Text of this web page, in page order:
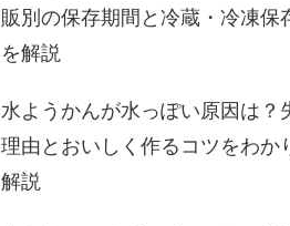
販別の保存期間と冷蔵・冷凍保
を解説
水ようかんが水っぽい原因は？
理由とおいしく作るコツをわか
解説